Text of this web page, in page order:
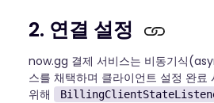
2. 연결 설정
now.gg 결제 서비스는 비동기식
스를 채택하며 클라이언트 설정 완료
위해